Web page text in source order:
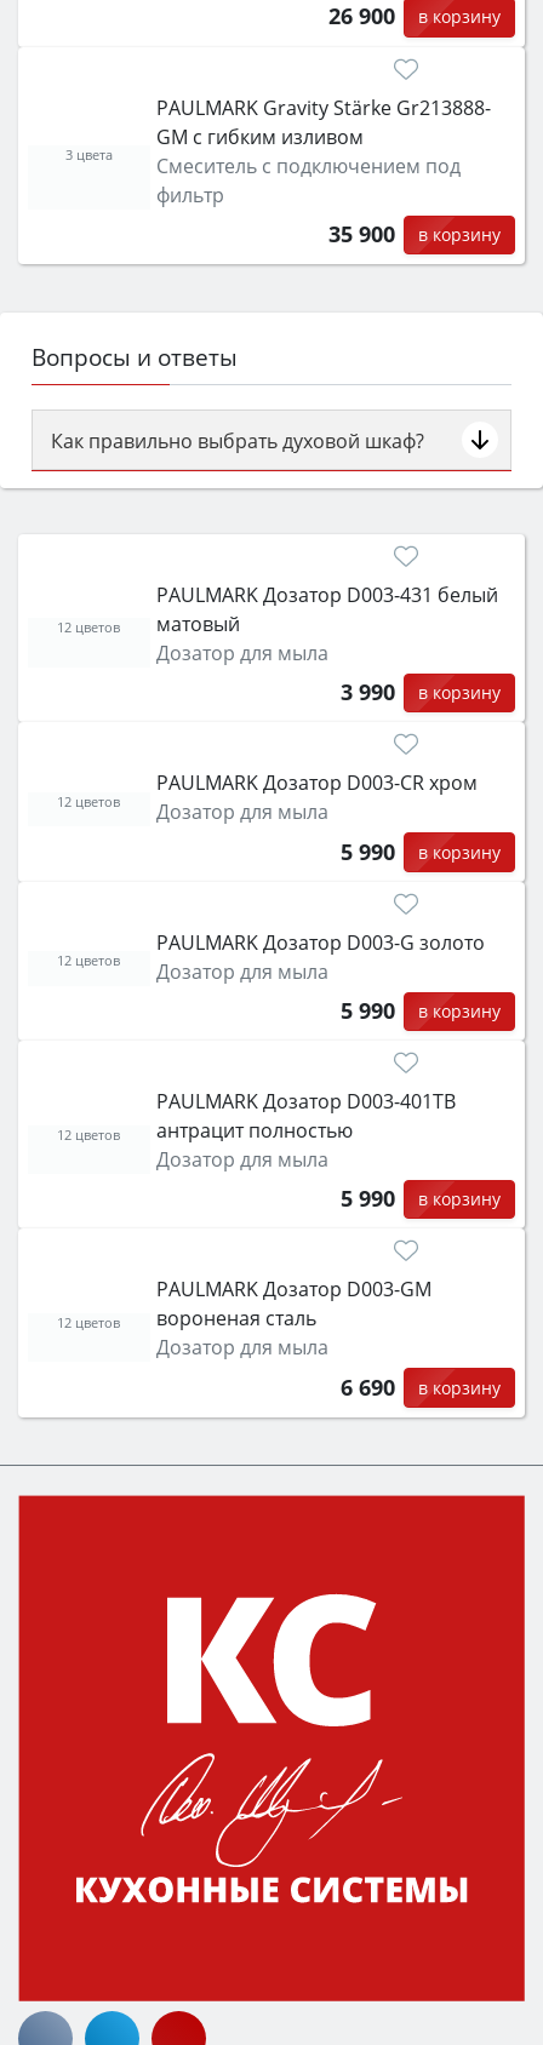
26 900 в корзину
PAULMARK Gravity Stärke Gr213888-
GM с гибким изливом
Смеситель с подключением под
фильтр
35 900 в корзину
3 цвета
Вопросы и ответы
Как правильно выбрать духовой шкаф?
Сначала определитесь с типом (газовый или
затем смотрите на объём 50–70 л для семьи,
функции (конвекция, гриль, самоочистка,
защита от детей).
PAULMARK Дозатор D003-431 белый
матовый
Дозатор для мыла
3 990 в корзину
12 цветов
PAULMARK Дозатор D003-CR хром
Дозатор для мыла
5 990 в корзину
12 цветов
PAULMARK Дозатор D003-G золото
Дозатор для мыла
5 990 в корзину
12 цветов
PAULMARK Дозатор D003-401TB
антрацит полностью
Дозатор для мыла
5 990 в корзину
12 цветов
PAULMARK Дозатор D003-GM
вороненая сталь
Дозатор для мыла
6 690 в корзину
12 цветов